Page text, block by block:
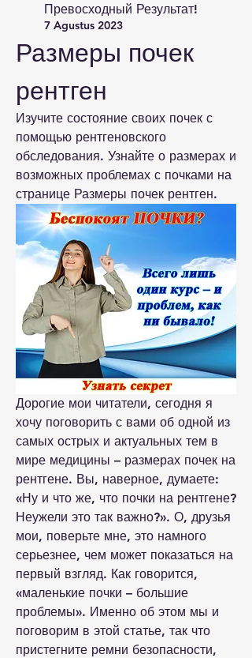
Превосходный Результат!
7 Agustus 2023
Размеры почек
рентген
Изучите состояние своих почек с
помощью рентгеновского
обследования. Узнайте о размерах и
возможных проблемах с почками на
странице Размеры почек рентген.
Дорогие мои читатели, сегодня я
хочу поговорить с вами об одной из
самых острых и актуальных тем в
мире медицины – размерах почек на
рентгене. Вы, наверное, думаете:
«Ну и что же, что почки на рентгене?
Неужели это так важно?». О, друзья
мои, поверьте мне, это намного
серьезнее, чем может показаться на
первый взгляд. Как говорится,
«маленькие почки – большие
проблемы». Именно об этом мы и
поговорим в этой статье, так что
пристегните ремни безопасности,